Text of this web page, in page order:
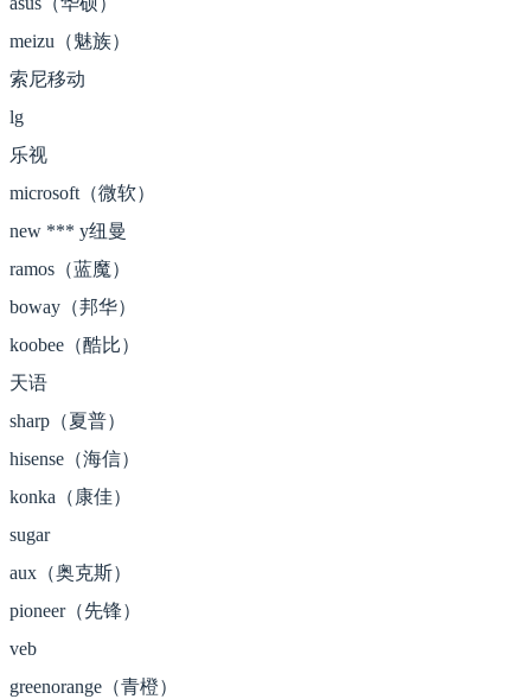
meizu（魅族）
索尼移动
lg
乐视
microsoft（微软）
new *** y纽曼
ramos（蓝魔）
boway（邦华）
koobee（酷比）
天语
sharp（夏普）
hisense（海信）
konka（康佳）
sugar
aux（奥克斯）
pioneer（先锋）
veb
greenorange（青橙）